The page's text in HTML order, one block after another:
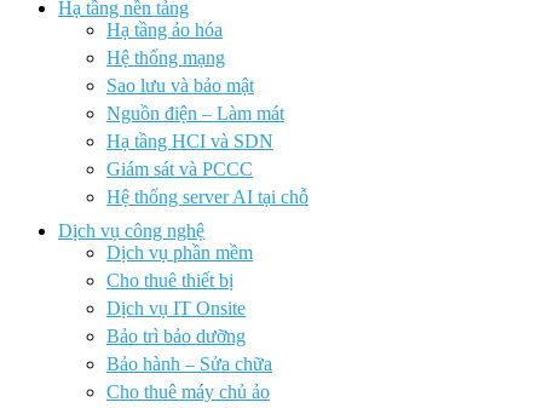
Hạ tầng nền tảng
Hạ tầng ảo hóa
Hệ thống mạng
Sao lưu và bảo mật
Nguồn điện – Làm mát
Hạ tầng HCI và SDN
Giám sát và PCCC
Hệ thống server AI tại chỗ
Dịch vụ công nghệ
Dịch vụ phần mềm
Cho thuê thiết bị
Dịch vụ IT Onsite
Bảo trì bảo dưỡng
Bảo hành – Sửa chữa
Cho thuê máy chủ ảo